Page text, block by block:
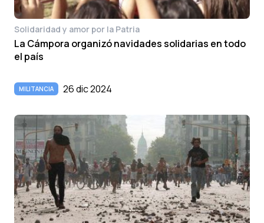
Solidaridad y amor por la Patria
La Cámpora organizó navidades solidarias en todo
el país
MILITANCIA 26 dic 2024